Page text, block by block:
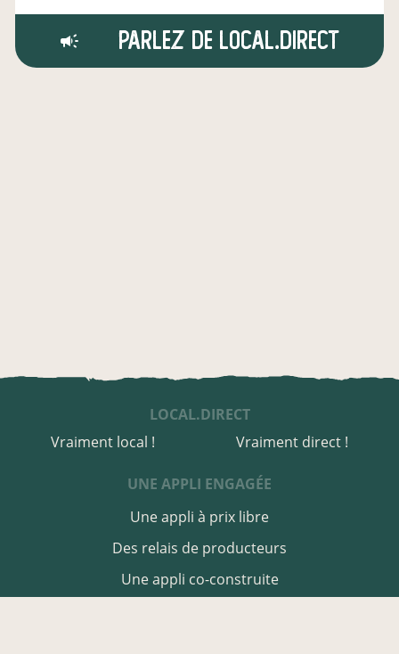
Parlez de local.direct
LOCAL.DIRECT
Vraiment local !
Vraiment direct !
UNE APPLI ENGAGÉE
Une appli à prix libre
Des relais de producteurs
Une appli co-construite